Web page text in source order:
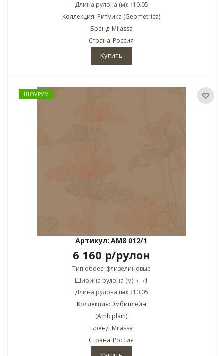
Длина рулона (м): ↕10.05
Коллекция: Ритмика (Geometrica)
Бренд: Milassa
Страна: Россия
Купить
ШОУРУМ
Артикул: AM8 012/1
6 160 р/рулон
Тип обоев: флизелиновые
Ширина рулона (м): ⟷1
Длина рулона (м): ↕10.05
Коллекция: Эмбиплейн
(Ambiplain)
Бренд: Milassa
Страна: Россия